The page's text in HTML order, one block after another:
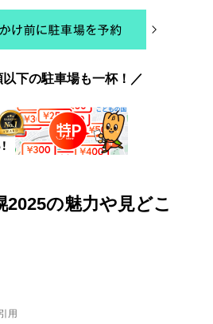
以下の駐車場も一杯！／
の魅力や見どこ
用